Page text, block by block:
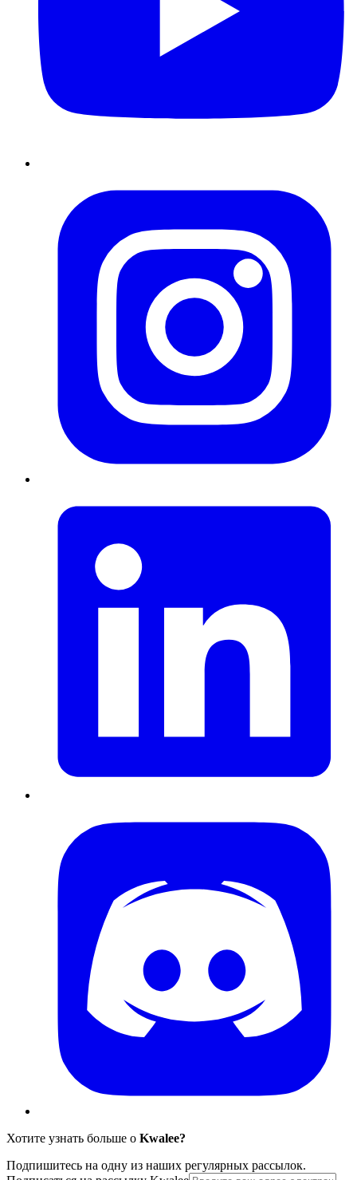
Хотите узнать больше о Kwalee?
Подпишитесь на одну из наших регулярных рассылок.